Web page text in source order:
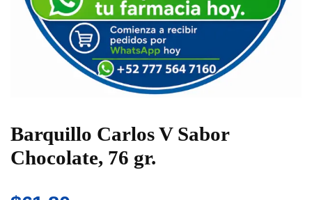
Barquillo Carlos V Sabor
Chocolate, 76 gr.